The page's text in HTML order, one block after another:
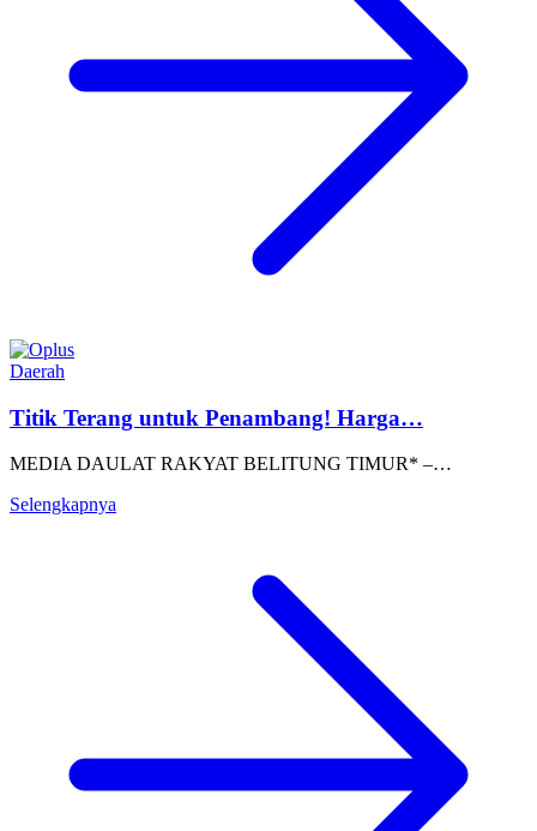
Daerah
Titik Terang untuk Penambang! Harga…
MEDIA DAULAT RAKYAT BELITUNG TIMUR* –…
Selengkapnya